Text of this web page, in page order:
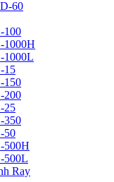
60
100
1000H
1000L
15
150
200
25
350
50
500H
500L
Ray